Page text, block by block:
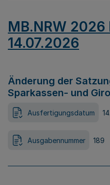
MB.NRW 2026
14.07.2026
Änderung der
Sparkassen- und
Ausfertigungsdatum
Ausgabennummer 189